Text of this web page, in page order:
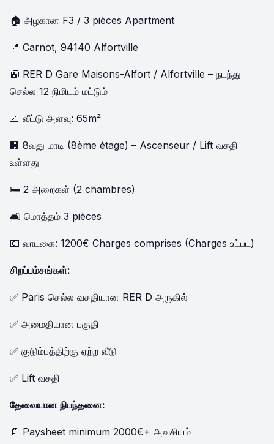
🏠 அழகான F3 / 3 pièces Apartment
📍 Carnot, 94140 Alfortville
🚉 RER D Gare Maisons-Alfort / Alfortville – நடந்து
செல்ல 12 நிமிடம் மட்டும்
📐 வீட்டு அளவு: 65m²
🏢 8வது மாடி (8ème étage) – Ascenseur / Lift வசதி
உள்ளது
🛏️ 2 அறைகள் (2 chambres)
🛋️ மொத்தம் 3 pièces
💶 வாடகை: 1200€ Charges comprises (Charges உட்பட)
சிறப்பம்சங்கள்:
✅ Paris செல்ல வசதியான RER D அருகில்
✅ அமைதியான பகுதி
✅ குடும்பத்திற்கு ஏற்ற வீடு
✅ Lift வசதி
தேவையான நிபந்தனை:
📄 Paysheet minimum 2000€+ அவசியம்